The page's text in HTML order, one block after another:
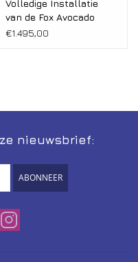
Volledige Installatie
van de Fox Avocado
€1.495,00
nieuwsbrief:
ABONNEER